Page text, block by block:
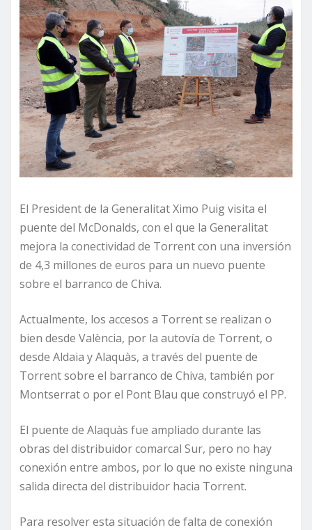
El President de la Generalitat Ximo Puig visita el
puente del McDonalds, con el que la Generalitat
mejora la conectividad de Torrent con una inversión
de 4,3 millones de euros para un nuevo puente
sobre el barranco de Chiva.
Actualmente, los accesos a Torrent se realizan o
bien desde València, por la autovía de Torrent, o
desde Aldaia y Alaquàs, a través del puente de
Torrent sobre el barranco de Chiva, también por
Montserrat o por el Pont Blau que construyó el PP.
El puente de Alaquàs fue ampliado durante las
obras del distribuidor comarcal Sur, pero no hay
conexión entre ambos, por lo que no existe ninguna
salida directa del distribuidor hacia Torrent.
Para resolver esta situación de falta de conexión